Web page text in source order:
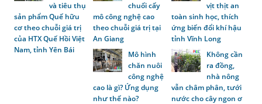
và tiêu thụ
sản phẩm Quế hữu
cơ theo chuỗi giá trị
của HTX Quế Hồi Việt
Nam, tỉnh Yên Bái
chuối cấy
mô công nghệ cao
theo chuỗi giá trị tại
An Giang
vịt thịt an
toàn sinh học, thích
ứng biến đổi khí hậu
tỉnh Vĩnh Long
Mô hình
chăn nuôi
công nghệ
cao là gì? Ứng dụng
như thế nào?
Không cần
ra đồng,
nhà nông
vẫn châm phân, tưới
nước cho cây ngon ơ